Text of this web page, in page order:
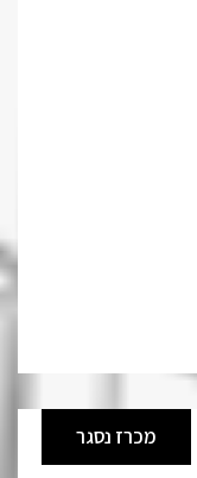
מכרז נסגר